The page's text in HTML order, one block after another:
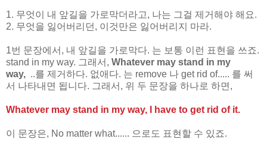
1. 무엇이 내 앞길을 가로막더라고, 나는 그걸 제거해야 해요.
2. 무엇을 잃어버리던, 이것만은 잃어버리지 마라.
1번 문장에서, 내 앞길을 가로막다. 는 보통 이런 표현을 쓰죠.
stand in my way. 그래서, Whatever may stand in my
way, ..를 제거하다. 없애다. 는 remove 나 get rid of..... 를 써
서 나타내면 됩니다. 그래서, 위 두 문장을 하나로 하면,
Whatever may stand in my way, I have to get rid of it.
이 문장은, No matter what...... 으로도 표현할 수 있죠.